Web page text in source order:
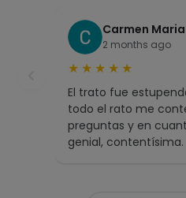
2 months ago
★ ★ ★ ★ ★
El trato fue
todo el rato me
preguntas y en
genial, contentísima.